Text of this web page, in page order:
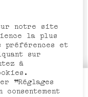
de Verdun
Nous écrire
?
notre site
la plus
préférences et
sur
à
"Réglages